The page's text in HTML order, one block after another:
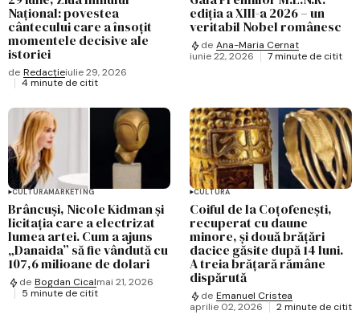
Național: povestea
cântecului care a însoțit
momentele decisive ale
istoriei
de Redacțieiulie 29, 2026
4 minute de citit
ediția a XIII-a 2026 – un
veritabil Nobel românesc
de Ana-Maria Cernat
iunie 22, 2026
7 minute de citit
CULTURĂMARKETING
Brâncuși, Nicole Kidman și
licitația care a electrizat
lumea artei. Cum a ajuns
„Danaida” să fie vândută cu
107,6 milioane de dolari
de Bogdan Cicalmai 21, 2026
5 minute de citit
CULTURĂ
Coiful de la Coțofenești,
recuperat cu daune
minore, și două brățări
dacice găsite după 14 luni.
A treia brățară rămâne
dispărută
de Emanuel Cristea
aprilie 02, 2026
2 minute de citit